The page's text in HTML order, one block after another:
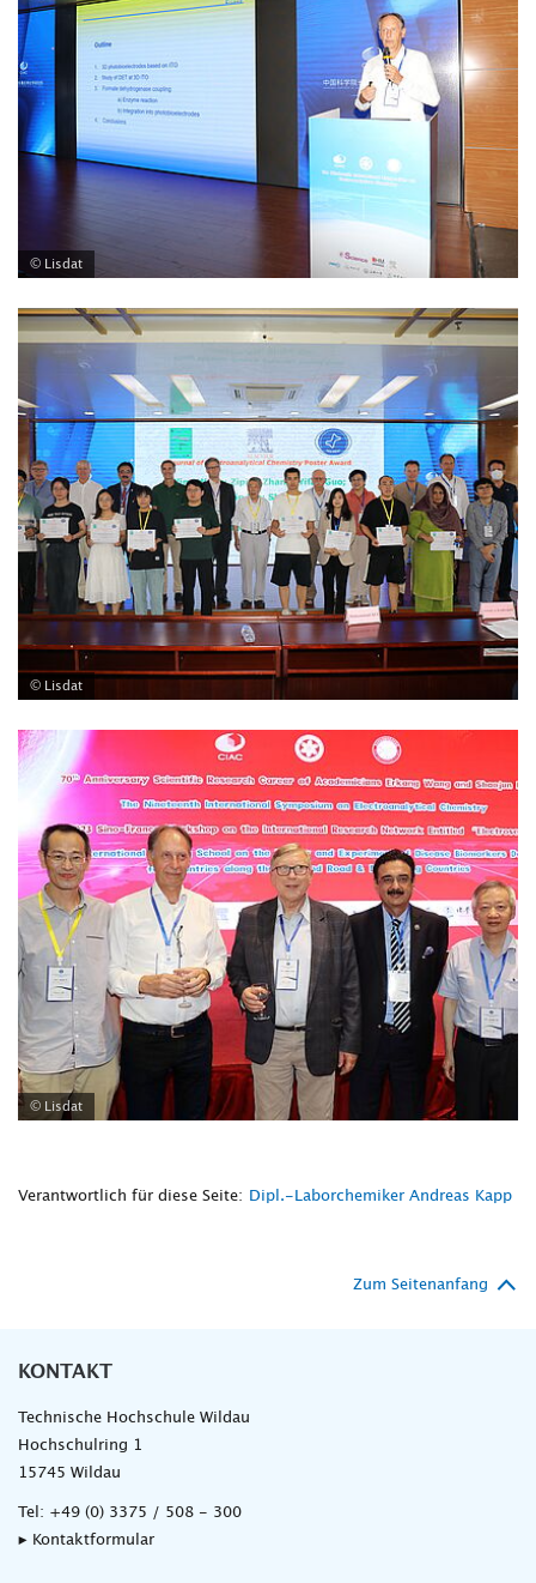
© Lisdat
© Lisdat
© Lisdat
Verantwortlich für diese Seite: Dipl.-Laborchemiker Andreas Kapp
Zum Seitenanfang
KONTAKT
Technische Hochschule Wildau
Hochschulring 1
15745 Wildau
Tel: +49 (0) 3375 / 508 - 300
▸ Kontaktformular